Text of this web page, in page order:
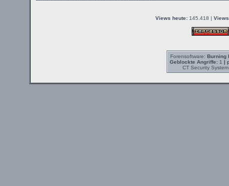
Views heute: 145.418 |
Forensoftware: Burning
Geblockte Angriffe:1 |
CT Security